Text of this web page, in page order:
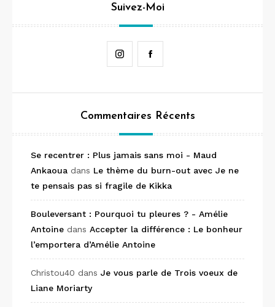
Suivez-Moi
Instagram
Commentaires Récents
Se recentrer : Plus jamais sans moi - Maud
Ankaoua dans Le thème du burn-out avec Je ne
te pensais pas si fragile de Kikka
Bouleversant : Pourquoi tu pleures ? - Amélie
Antoine dans Accepter la différence : Le bonheur
l’emportera d’Amélie Antoine
Christou40 dans Je vous parle de Trois voeux de
Liane Moriarty